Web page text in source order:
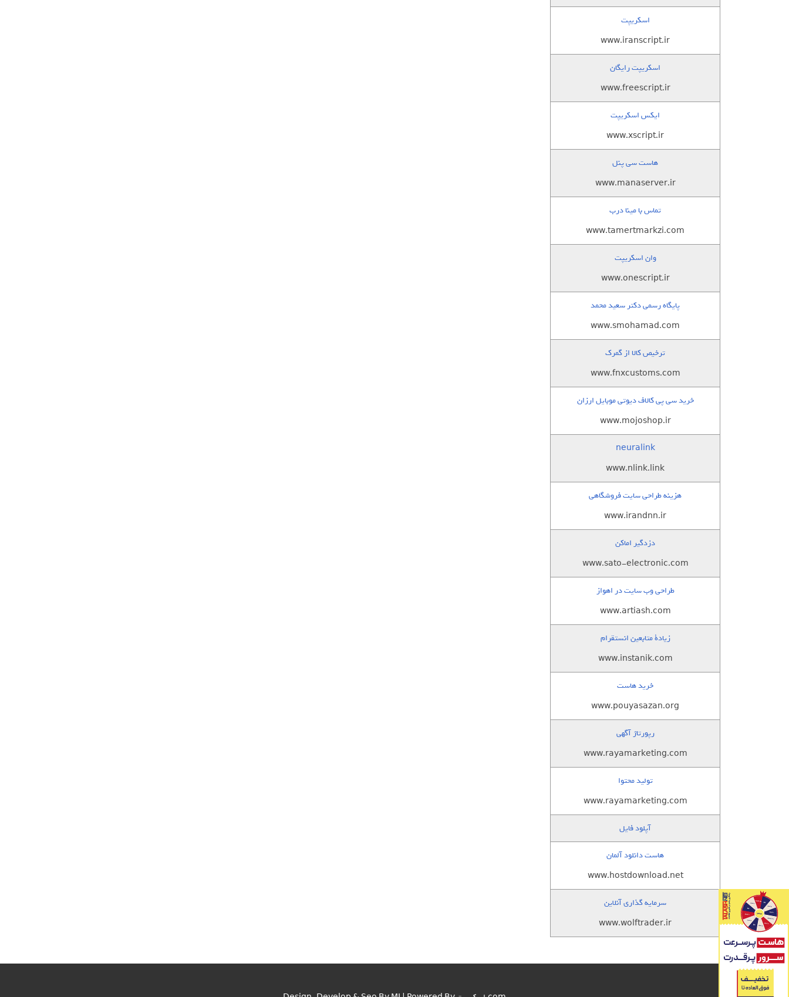
اسکریپت
www.iranscript.ir
اسکریپت رایگان
www.freescript.ir
ایکس اسکریپت
www.xscript.ir
هاست سی پنل
www.manaserver.ir
تماس با مینا درب
www.tamertmarkzi.com
وان اسکریپت
www.onescript.ir
پایگاه رسمی دکتر سعید محمد
www.smohamad.com
ترخیص کالا از گمرک
www.fnxcustoms.com
خرید سی پی کالاف دیوتی موبایل ارزان
www.mojoshop.ir
neuralink
www.nlink.link
هزینه طراحی سایت فروشگاهی
www.irandnn.ir
دزدگیر اماکن
www.sato-electronic.com
طراحی وب سایت در اهواز
www.artiash.com
زيادة متابعين انستقرام
www.instanik.com
خرید هاست
www.pouyasazan.org
رپورتاژ آگهی
www.rayamarketing.com
تولید محتوا
www.rayamarketing.com
آپلود فایل
هاست دانلود آلمان
www.hostdownload.net
سرمایه گذاری آنلاین
www.wolftrader.ir